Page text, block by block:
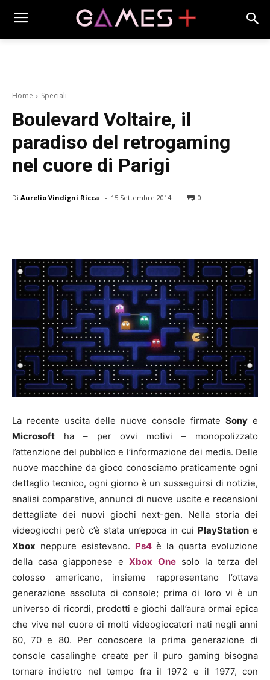
Home Speciali
Boulevard Voltaire, il
paradiso del retrogaming
nel cuore di Parigi
Di Aurelio Vindigni Ricca - 15 Settembre 2014 0
La recente uscita delle nuove console firmate Sony e
Microsoft ha – per ovvi motivi – monopolizzato
l’attenzione del pubblico e l’informazione dei media. Delle
nuove macchine da gioco conosciamo praticamente ogni
dettaglio tecnico, ogni giorno è un susseguirsi di notizie,
analisi comparative, annunci di nuove uscite e recensioni
dettagliate dei nuovi giochi next-gen. Nella storia dei
videogiochi però c’è stata un’epoca in cui PlayStatione
Xbox neppure esistevano. Ps4è la quarta evoluzione
della casa giapponese eXbox Onesolo la terza del
colosso americano, insieme rappresentano l’ottava
generazione assoluta di console; prima di loro vi è un
universo di ricordi, prodotti e giochi dall’aura ormai epica
che vive nel cuore di molti videogiocatori nati negli anni
60, 70 e 80. Per conoscere la prima generazione di
console casalinghe create per il puro gaming bisogna
tornare indietro nel tempo fra il 1972 e il 1977, con